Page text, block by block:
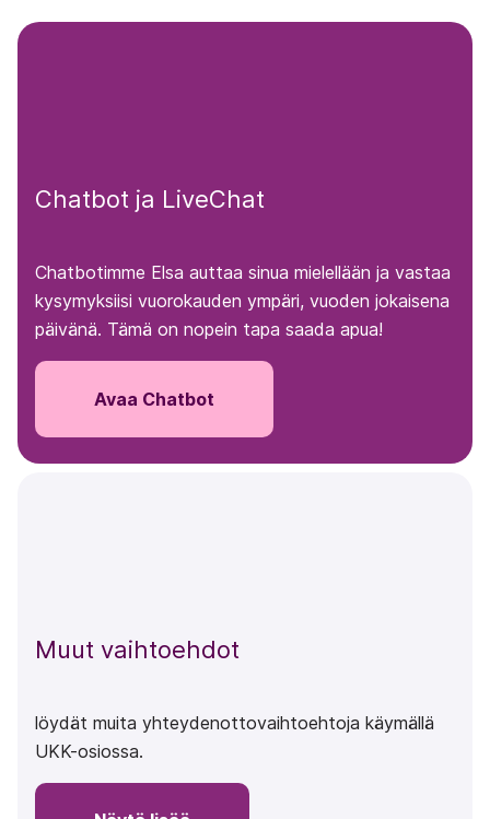
Chatbot ja LiveChat
Chatbotimme Elsa auttaa sinua mielellään ja vastaa
kysymyksiisi vuorokauden ympäri, vuoden jokaisena
päivänä. Tämä on nopein tapa saada apua!
Avaa Chatbot
Muut vaihtoehdot
löydät muita yhteydenottovaihtoehtoja käymällä
UKK-osiossa.